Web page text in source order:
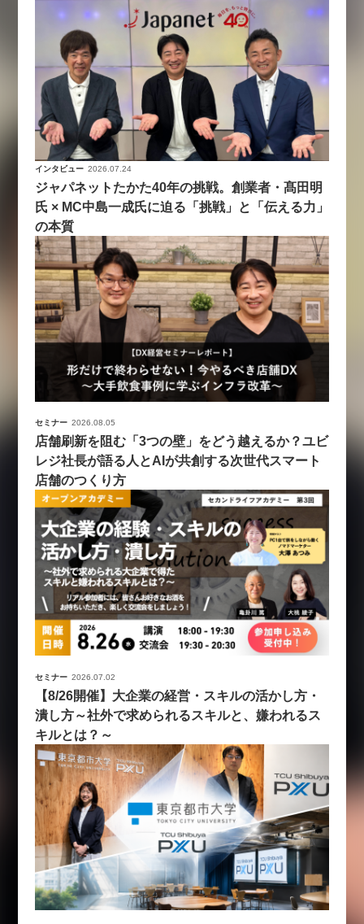
インタビュー 2026.07.24
ジャパネットたかた40年の挑戦。創業者・髙田明
氏 × MC中島一成氏に迫る「挑戦」と「伝える力」
の本質
セミナー 2026.08.05
店舗刷新を阻む「3つの壁」をどう越えるか？ユビ
レジ社長が語る人とAIが共創する次世代スマート
店舗のつくり方
セミナー 2026.07.02
【8/26開催】大企業の経営・スキルの活かし方・
潰し方～社外で求められるスキルと、嫌われるス
キルとは？～